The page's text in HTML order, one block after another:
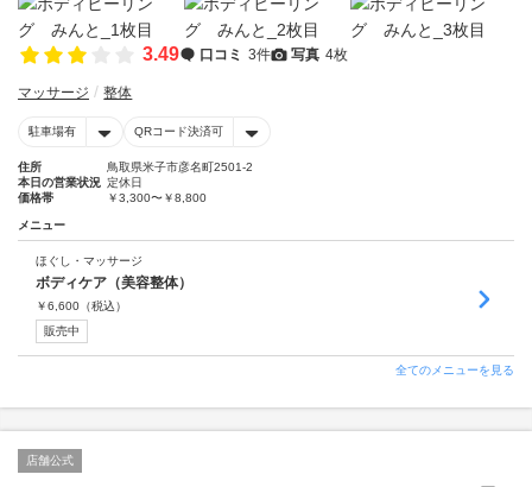
3.49 口コミ 3件 写真 4枚
マッサージ 整体
駐車場有 QRコード決済可
住所
鳥取県米子市彦名町2501-2
本日の営業状況 定休日
価格帯
￥3,300〜￥8,800
メニュー
ほぐし・マッサージ
ボディケア（美容整体）
￥6,600 （税込）
販売中
全てのメニューを見る
店舗公式